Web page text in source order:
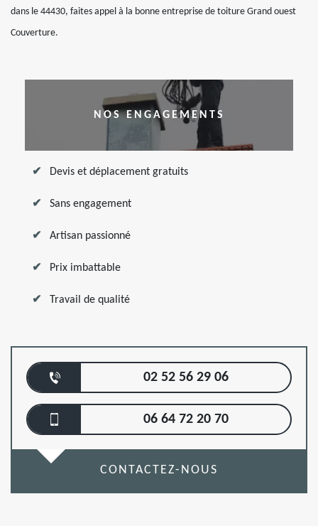
dans le 44430, faites appel à la bonne entreprise de toiture Grand ouest
Couverture.
NOS ENGAGEMENTS
Devis et déplacement gratuits
Sans engagement
Artisan passionné
Prix imbattable
Travail de qualité
02 52 56 29 06
06 64 72 20 70
CONTACTEZ-NOUS